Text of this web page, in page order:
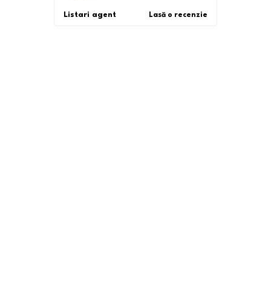
Listari agent Lasă o recenzie